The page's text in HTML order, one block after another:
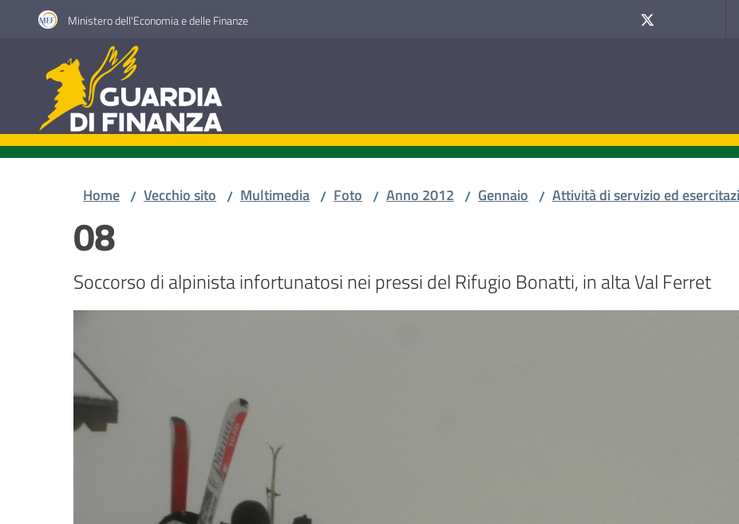
Vai al contenuto
Vai alla navigazione
Vai al footer Ministero dell'Economia e delle Finanze
Guardia di Finanza
Home / Vecchio sito / Multimedia / Foto / Anno 2012 / Gennaio / Attività di servizio ed
08
Soccorso di alpinista infortunatosi nei pressi del Rifugio Bonatti, in alta Val Ferret